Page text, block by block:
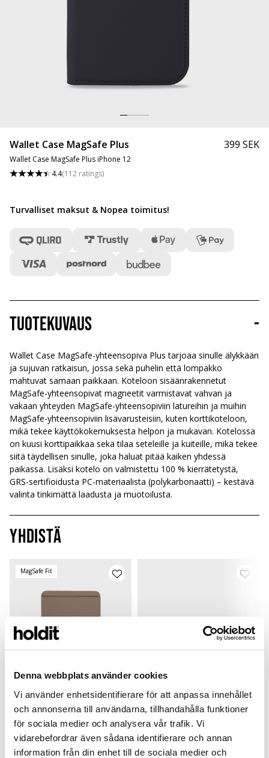
Denna webbplats använder cookies
Vi använder enhetsidentifierare för att anpassa innehållet
och annonserna till användarna, tillhandahålla funktioner
för sociala medier och analysera vår trafik. Vi
vidarebefordrar även sådana identifierare och annan
information från din enhet till de sociala medier och
Wallet Case MagSafe Plus
Wallet Case MagSafe Plus iPhone 12
4.4(112 ratings)
399 SEK
Turvalliset maksut & Nopea toimitus!
Tuotekuvaus -
Wallet Case MagSafe-yhteensopiva Plus tarjoaa sinulle älykkään
ja sujuvan ratkaisun, jossa sekä puhelin että lompakko
mahtuvat samaan paikkaan. Koteloon sisäänrakennetut
MagSafe-yhteensopivat magneetit varmistavat vahvan ja
vakaan yhteyden MagSafe-yhteensopiviin latureihin ja muihin
MagSafe-yhteensopiviin lisävarusteisiin, kuten korttikoteloon,
mikä tekee käyttökokemuksesta helpon ja mukavan. Kotelossa
on kuusi korttipaikkaa sekä tilaa seteleille ja kuiteille, mikä tekee
siitä täydellisen sinulle, joka haluat pitää kaiken yhdessä
paikassa. Lisäksi kotelo on valmistettu 100 % kierrätetystä,
GRS-sertifioidusta PC-materiaalista (polykarbonaatti) – kestävä
valinta tinkimättä laadusta ja muotoilusta.
Yhdistä
MagSafe Fit
Card Holder
Mocha Brown
Silicone Magsafe Compatible
Silicone Case
Mocha Brown
Airpods 4